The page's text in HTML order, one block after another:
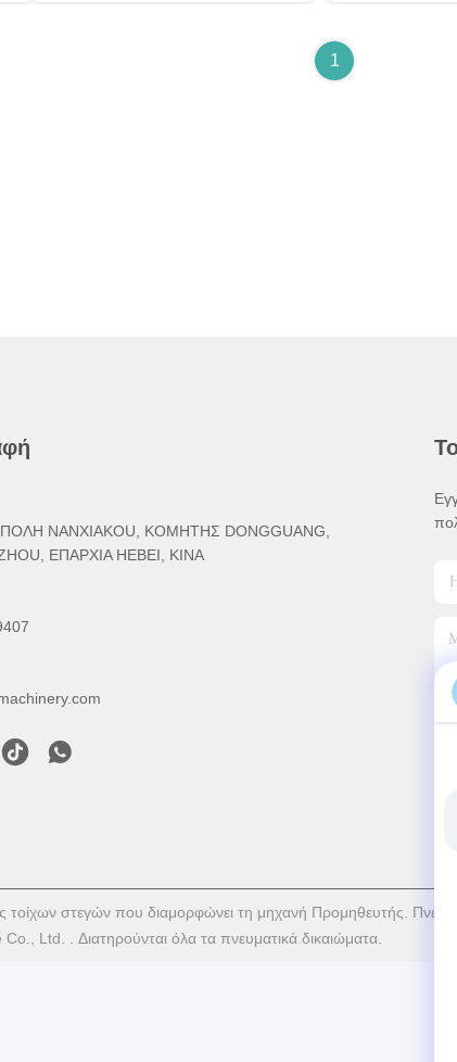
1
NANXIAKOU, ΚΟΜΗΤΗΣ DONGGUANG,
ΕΠΑΡΧΙΑ HEBEI, ΚΙΝΑ
στεγών που διαμορφώνει τη μηχανή Προμηθευτής.
Ltd. . Διατηρούνται όλα τα πνευματικά δικαιώματα.